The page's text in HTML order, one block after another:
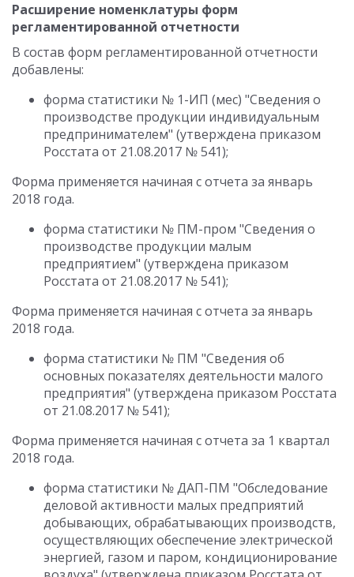
Расширение номенклатуры форм
регламентированной отчетности
В состав форм регламентированной отчетности
добавлены:
форма статистики № 1-ИП (мес) "Сведения о
производстве продукции индивидуальным
предпринимателем" (утверждена приказом
Росстата от 21.08.2017 № 541);
Форма применяется начиная с отчета за январь
2018 года.
форма статистики № ПМ-пром "Сведения о
производстве продукции малым
предприятием" (утверждена приказом
Росстата от 21.08.2017 № 541);
Форма применяется начиная с отчета за январь
2018 года.
форма статистики № ПМ "Сведения об
основных показателях деятельности малого
предприятия" (утверждена приказом Росстата
от 21.08.2017 № 541);
Форма применяется начиная с отчета за 1 квартал
2018 года.
форма статистики № ДАП-ПМ "Обследование
деловой активности малых предприятий
добывающих, обрабатывающих производств,
осуществляющих обеспечение электрической
энергией, газом и паром, кондиционирование